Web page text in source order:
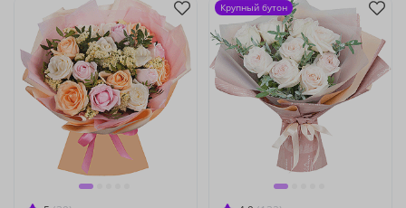
Крупный бутон